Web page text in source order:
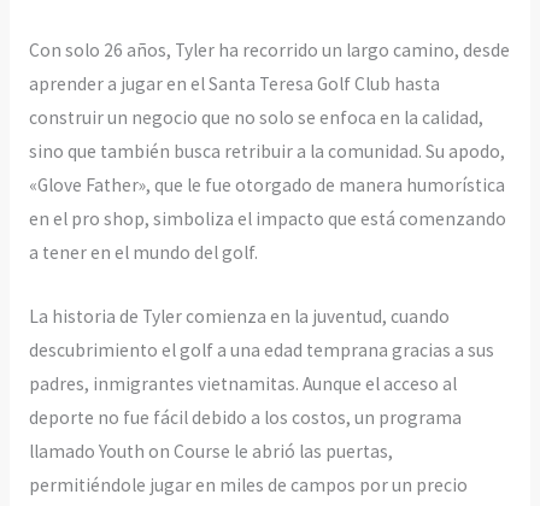
Con solo 26 años, Tyler ha recorrido un largo camino, desde
aprender a jugar en el Santa Teresa Golf Club hasta
construir un negocio que no solo se enfoca en la calidad,
sino que también busca retribuir a la comunidad. Su apodo,
«Glove Father», que le fue otorgado de manera humorística
en el pro shop, simboliza el impacto que está comenzando
a tener en el mundo del golf.
La historia de Tyler comienza en la juventud, cuando
descubrimiento el golf a una edad temprana gracias a sus
padres, inmigrantes vietnamitas. Aunque el acceso al
deporte no fue fácil debido a los costos, un programa
llamado Youth on Course le abrió las puertas,
permitiéndole jugar en miles de campos por un precio